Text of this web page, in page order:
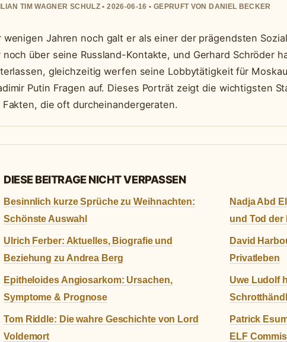
TIM WAGNER SCHULZ • 2026-06-16 • GEPRUFT VON DANIEL BECKER
wenigen Jahren noch galt er als einer der prägendsten
noch über seine Russland-Kontakte, und Gerhard Schröder
gleichzeitig werfen seine Lobbytätigkeit für
Putin Fragen auf. Dieses Porträt zeigt die wichtigsten
Fakten, die oft durcheinandergeraten.
DIESE BEITRAGE NICHT VERPASSEN
Besinnlich kurze Sprüche zu Weihnachten:
Schönste Auswahl
Nadja Abd
und Tod der
Ulrich Ferber: Aktuelles, Biografie und
Beziehung zu Andrea Berg
David
Privatleben
Epitheloides Angiosarkom: Ursachen,
Symptome & Prognose
Uwe Ludolf
Tom Riddle: Die wahre Geschichte von Lord
Voldemort
Patrick
ELF